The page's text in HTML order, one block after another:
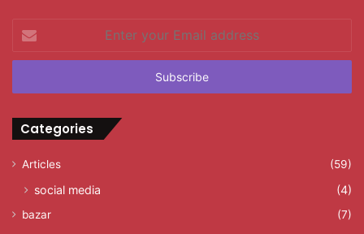
your
Email
Categories
Articles (59)
social media (4)
bazar
(7)